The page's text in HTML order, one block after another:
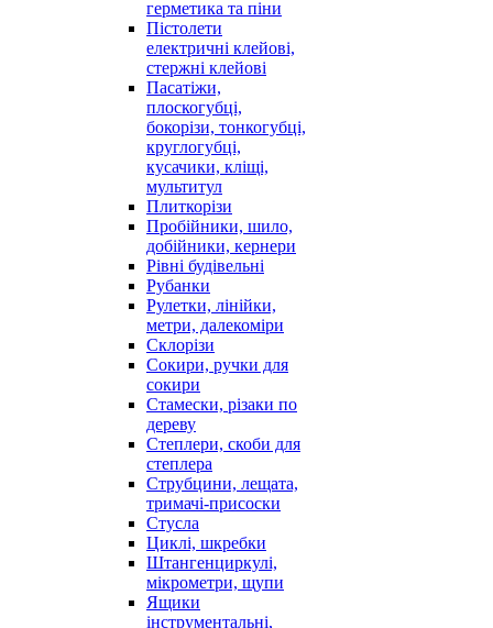
герметика та піни
Пістолети
електричні клейові,
стержні клейові
Пасатіжи,
плоскогубці,
бокорізи, тонкогубці,
круглогубці,
кусачики, кліщі,
мультитул
Плиткорізи
Пробійники, шило,
добійники, кернери
Рівні будівельні
Рубанки
Рулетки, лінійки,
метри, далекоміри
Склорізи
Сокири, ручки для
сокири
Стамески, різаки по
дереву
Степлери, скоби для
степлера
Струбцини, лещата,
тримачі-присоски
Стусла
Циклі, шкребки
Штангенциркулі,
мікрометри, щупи
Ящики
інструментальні,